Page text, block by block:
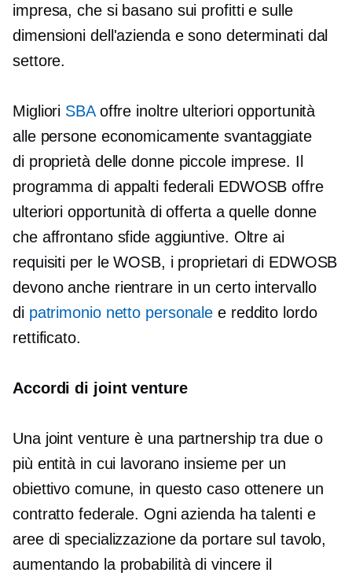
impresa, che si basano sui profitti e sulle
dimensioni dell'azienda e sono determinati dal
settore.
Migliori SBA offre inoltre ulteriori opportunità
alle persone economicamente svantaggiate
di proprietà delle donnepiccole imprese. Il
programma di appalti federali EDWOSB offre
ulteriori opportunità di offerta a quelle donne
che affrontano sfide aggiuntive. Oltre ai
requisiti per le WOSB, i proprietari di EDWOSB
devono anche rientrare in un certo intervallo
di patrimonio netto personale e reddito lordo
rettificato.
Accordi di joint venture
Una joint venture è una partnership tra due o
più entità in cui lavorano insieme per un
obiettivo comune, in questo caso ottenere un
contratto federale. Ogni azienda ha talenti e
aree di specializzazione da portare sul tavolo,
aumentando la probabilità di vincere il